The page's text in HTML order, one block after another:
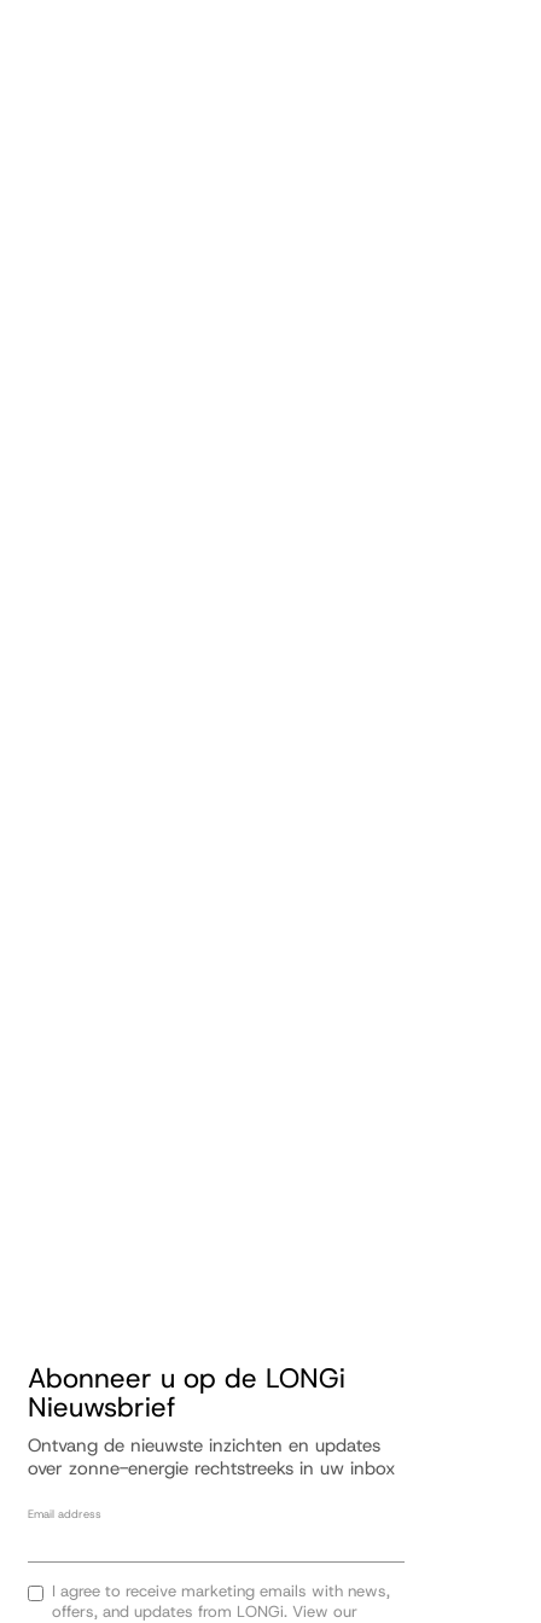
Abonneer u op de LONGi
Nieuwsbrief
Ontvang de nieuwste inzichten en updates
over zonne-energie rechtstreeks in uw inbox
Email address
I agree to receive marketing emails with news,
offers, and updates from LONGi. View our